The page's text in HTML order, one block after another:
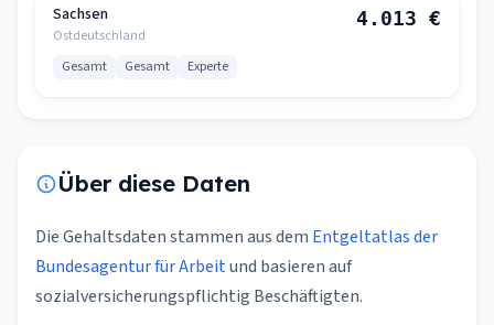
Sachsen
Ostdeutschland
4.013 €
Gesamt Gesamt Experte
Über diese Daten
Die Gehaltsdaten stammen aus dem Entgeltatlas der
Bundesagentur für Arbeitund basieren auf
sozialversicherungspflichtig Beschäftigten.